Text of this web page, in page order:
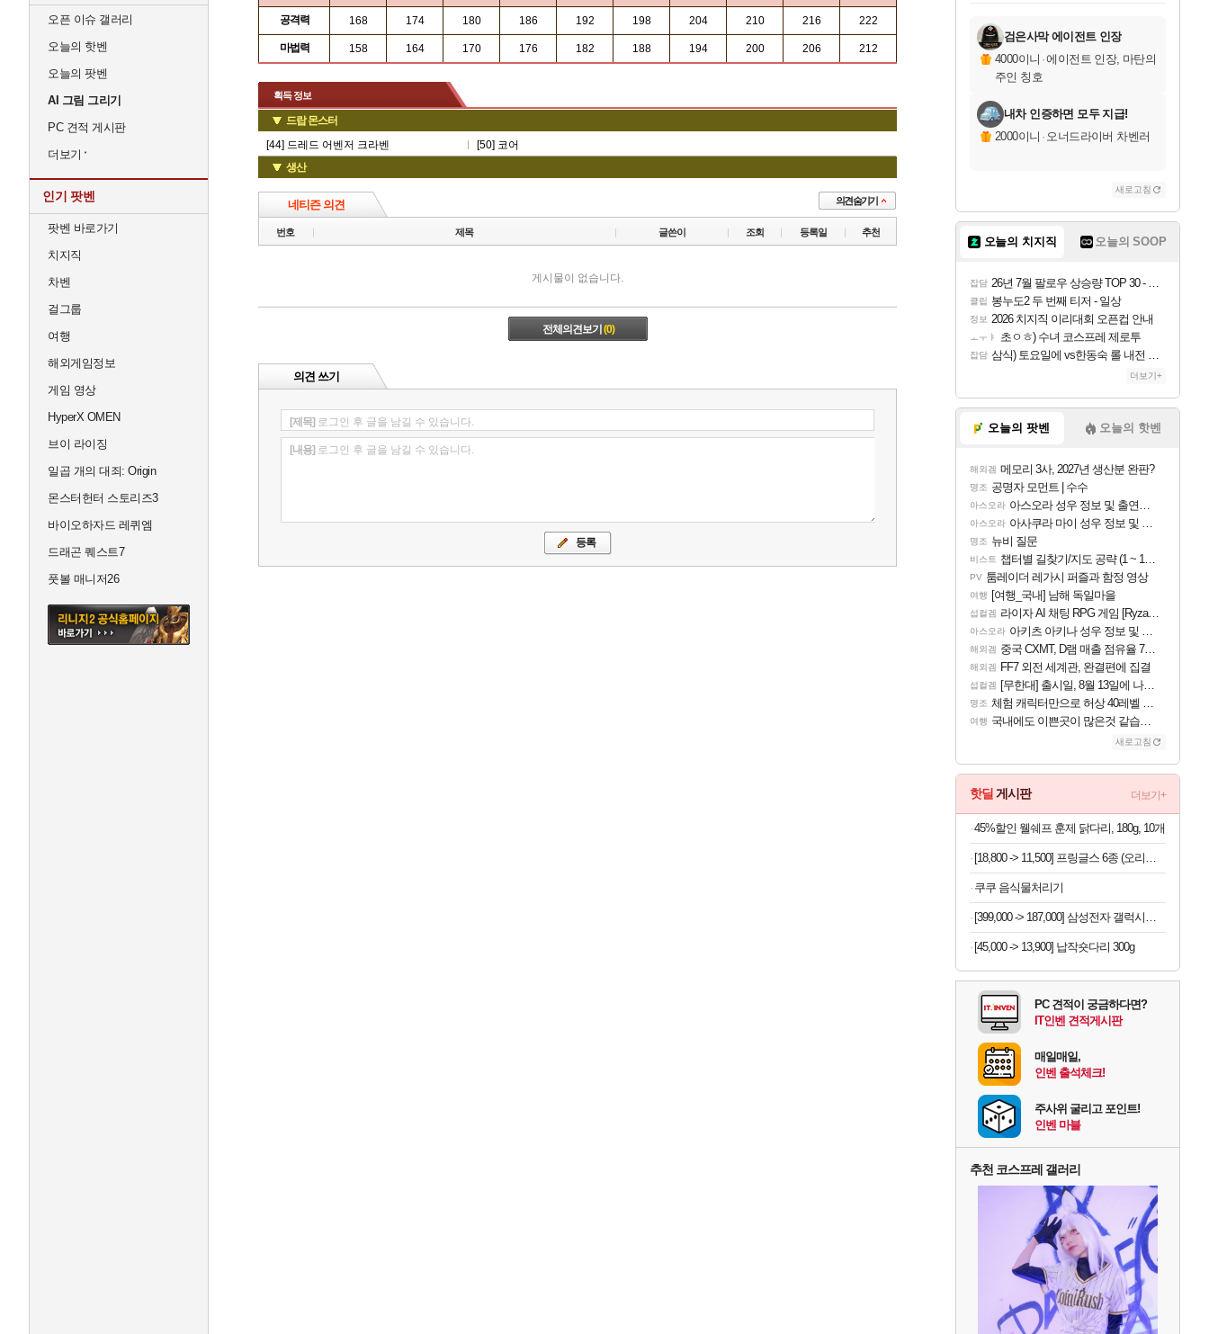
오픈 이슈 갤러리
오늘의 핫벤
오늘의 팟벤
AI 그림 그리기
PC 견적 게시판
더보기
인기 팟벤
팟벤 바로가기
치지직
차벤
걸그룹
여행
해외게임정보
게임 영상
HyperX OMEN
브이 라이징
일곱 개의 대죄: Origin
몬스터헌터 스토리즈3
바이오하자드 레퀴엠
드래곤 퀘스트7
풋볼 매니저26
공격력 168 174 180 186 192 198 204 210 216 222
마법력 158 164 170 176 182 188 194 200 206 212
획득 정보
드랍 몬스터
[44] 드레드 어벤저 크라벤
[50] 코어
생산
네티즌 의견
번호 제목 글쓴이 조회 등록일 추천
게시물이 없습니다.
전체의견보기 (0)
의견 쓰기
[제목] 로그인 후 글을 남길 수 있습니다.
[내용] 로그인 후 글을 남길 수 있습니다.
당첨되셨습니다.
당첨되셨습니다.
당첨되셨습니다.
당첨되셨습니다.
에디션 (스팀코드)를 교환.
당첨되셨습니다.
당첨되셨습니다.
당첨되셨습니다.
당첨되셨습니다.
검은사막 에이전트 인장
4000이니 ·에이전트 인장, 마탄의
주인 칭호
내차 인증하면 모두 지급!
2000이니 · 오너드라이버 차벤러
새로고침
오늘의 치지직 오늘의 SOOP
잡담 26년 7월 팔로우 상승량 TOP 30 - 월간 치지직
클립 봉누도2 두 번째 티저 - 일상
정보 2026 치지직 이리대회 오픈컵 안내
ㅗㅜㅑ 초ㅇㅎ) 수녀 코스프레 제로투
잡담 삼식) 토요일에 vs한동숙 롤 내전 예정
더보기+
오늘의 팟벤 오늘의 핫벤
해외겜 메모리 3사, 2027년 생산분 완판?
명조 공명자 모먼트 | 수수
아스오라 아스오라 성우 정보 및 출연작 모음
아스오라 아사쿠라 마이 성우 정보 및 주요 필모
명조 뉴비 질문
비스트 챕터별 길찾기/지도 공략 (1 ~ 12장)
PV 툼레이더 레가시 퍼즐과 함정 영상
여행 [여행_국내] 남해 독일마을
섭컬겜 라이자 AI 채팅 RPG 게임 [RyzaChat: AI] 공개
아스오라 아키츠 아키나 성우 정보 및 주요 필모
해외겜 중국 CXMT, D램 매출 점유율 7%…글로벌 4위로 부상
해외겜 FF7 외전 세계관, 완결편에 집결
섭컬겜 [무한대] 출시일, 8월 13일에 나오나
명조 체험 캐릭터만으로 허상 40레벨 하이와티아 5분 컷!｜에이메스·린네·모니에 명함
여행 국내에도 이쁜곳이 많은것 같습니다
새로고침
핫딜 게시판 더보기+
45%할인 웰쉐프 훈제 닭다리, 180g, 10개
[18,800 -> 11,500] 프링글스 6종 (오리지날+사워크림어니언+치즈)
쿠쿠 음식물처리기
[399,000 -> 187,000] 삼성전자 갤럭시탭 A8
[45,000 -> 13,900] 납작숏다리 300g
PC 견적이 궁금하다면?
IT인벤 견적게시판
매일매일,
인벤 출석체크!
주사위 굴리고 포인트!
인벤 마블
추천 코스프레 갤러리